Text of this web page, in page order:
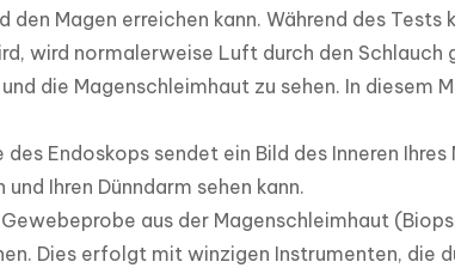
Magen erreichen kann. Während des Tests
wird normalerweise Luft durch den Schlauch
die Magenschleimhaut zu sehen. In diesem
Endoskops sendet ein Bild des Inneren
Ihren Dünndarm sehen kann.
aus der Magenschleimhaut
Dies erfolgt mit winzigen Instrumenten, die